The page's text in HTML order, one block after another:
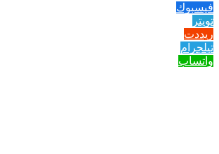
فيسبوك
تويتر
ريددت
تيلجرام
واتساب